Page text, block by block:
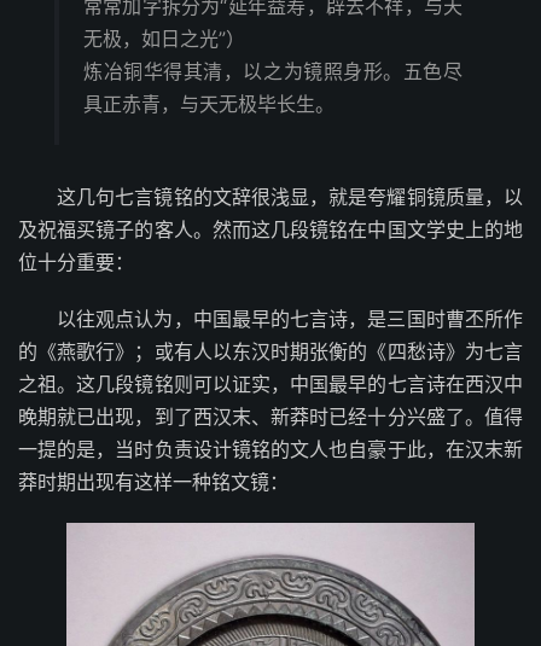
常常加字拆分为“延年益寿，辟去不祥，与天
无极，如日之光”）
炼冶铜华得其清，以之为镜照身形。五色尽
具正赤青，与天无极毕长生。
这几句七言镜铭的文辞很浅显，就是夸耀铜镜质量，以
及祝福买镜子的客人。然而这几段镜铭在中国文学史上的地
位十分重要：
以往观点认为，中国最早的七言诗，是三国时曹丕所作
的《燕歌行》；或有人以东汉时期张衡的《四愁诗》为七言
之祖。这几段镜铭则可以证实，中国最早的七言诗在西汉中
晚期就已出现，到了西汉末、新莽时已经十分兴盛了。值得
一提的是，当时负责设计镜铭的文人也自豪于此，在汉末新
莽时期出现有这样一种铭文镜：